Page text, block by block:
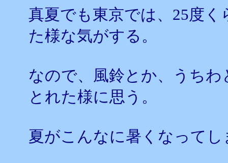
真夏でも東京では、25度
た様な気がする。
なので、風鈴とか、うち
とれた様に思う。
夏がこんなに暑くなって